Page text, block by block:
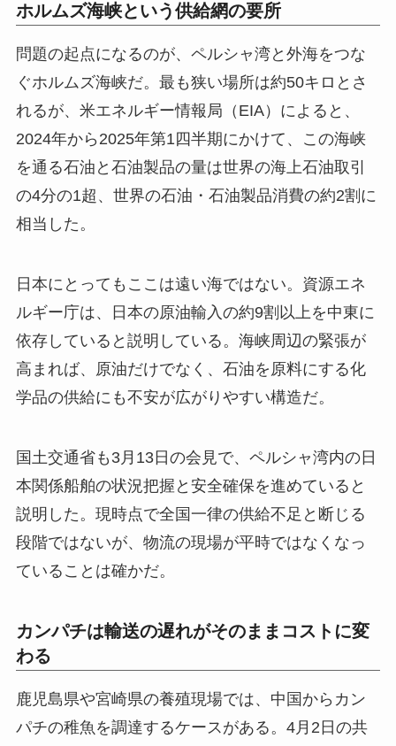
ホルムズ海峡という供給網の要所
問題の起点になるのが、ペルシャ湾と外海をつな
ぐホルムズ海峡だ。最も狭い場所は約50キロとさ
れるが、米エネルギー情報局（EIA）によると、
2024年から2025年第1四半期にかけて、この海峡
を通る石油と石油製品の量は世界の海上石油取引
の4分の1超、世界の石油・石油製品消費の約2割に
相当した。
日本にとってもここは遠い海ではない。資源エネ
ルギー庁は、日本の原油輸入の約9割以上を中東に
依存していると説明している。海峡周辺の緊張が
高まれば、原油だけでなく、石油を原料にする化
学品の供給にも不安が広がりやすい構造だ。
国土交通省も3月13日の会見で、ペルシャ湾内の日
本関係船舶の状況把握と安全確保を進めていると
説明した。現時点で全国一律の供給不足と断じる
段階ではないが、物流の現場が平時ではなくなっ
ていることは確かだ。
カンパチは輸送の遅れがそのままコストに変
わる
鹿児島県や宮崎県の養殖現場では、中国からカン
パチの稚魚を調達するケースがある。4月2日の共